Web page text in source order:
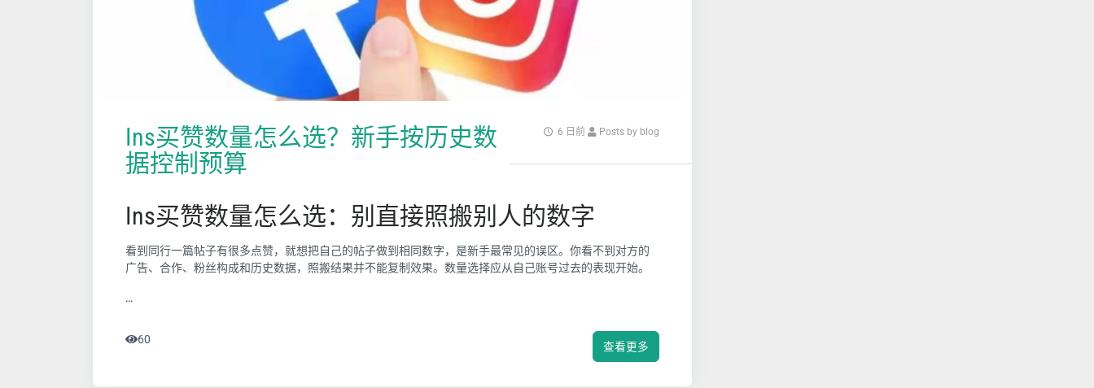
6 日前 Posts by blog
Ins买赞数量怎么选？新手按历史数
据控制预算
Ins买赞数量怎么选：别直接照搬别人的数字
看到同行一篇帖子有很多点赞，就想把自己的帖子做到相同数字，是新手最常见的误区。你看不到对方的
广告、合作、粉丝构成和历史数据，照搬结果并不能复制效果。数量选择应从自己账号过去的表现开始。
…
查看更多
60